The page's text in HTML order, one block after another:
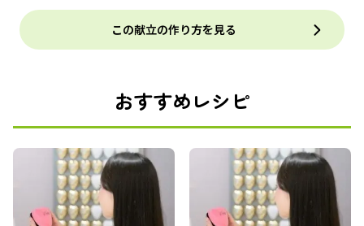
この献立の作り方を見る
おすすめレシピ